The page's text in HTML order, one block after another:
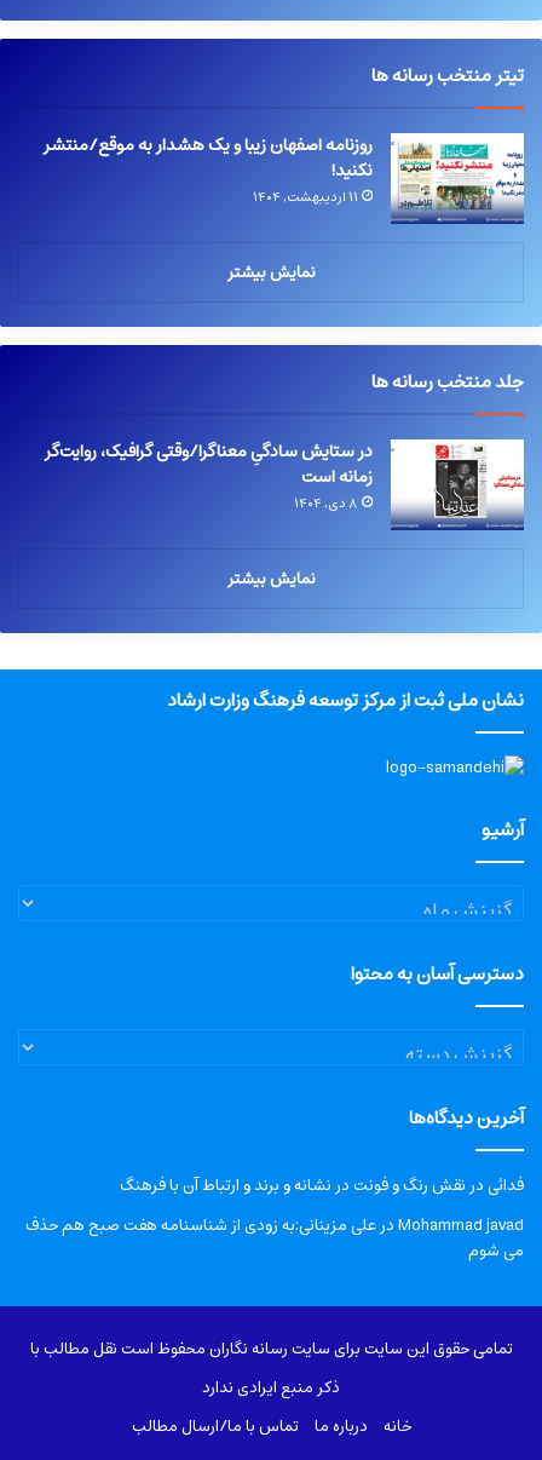
تیتر منتخب رسانه ها
روزنامه اصفهان زیبا و یک هشدار به موقع/منتشر
نکنید!
۱۱ اردیبهشت, ۱۴۰۴
نمایش بیشتر
جلد منتخب رسانه ها
در ستایش سادگیِ معناگرا/وقتی گرافیک، روایت‌گر
زمانه است
۸ دی, ۱۴۰۴
نمایش بیشتر
نشان ملی ثبت از مرکز توسعه فرهنگ وزارت ارشاد
آرشیو
آرشیو
دسترسی آسان به محتوا
دسترسی
آسان
محتوا
آخرین دیدگاه‌ها
فدائیدرنقش رنگ و فونت در نشانه و برند و ارتباط آن با فرهنگ
Mohammad javadدرعلی مزینانی:به زودی از شناسنامه هفت صبح هم حذف
می شوم
تمامی حقوق این سایت برای سایت رسانه نگاران محفوظ است نقل مطالب با
ذکر منبع ایرادی ندارد
خانه
درباره‌ ما تماس با ما/ارسال مطالب